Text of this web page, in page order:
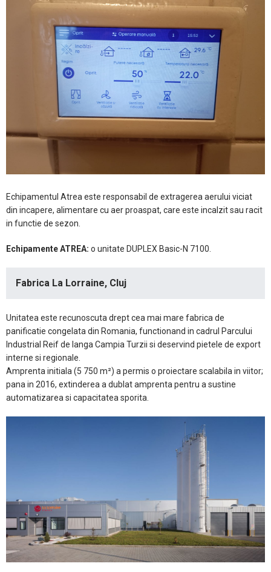
Echipamentul Atrea este responsabil de extragerea aerului viciat
din incapere, alimentare cu aer proaspat, care este incalzit sau racit
in functie de sezon.
Echipamente ATREA: o unitate DUPLEX Basic-N 7100.
Fabrica La Lorraine, Cluj
Unitatea este recunoscuta drept cea mai mare fabrica de
panificatie congelata din Romania, functionand in cadrul Parcului
Industrial Reif de langa Campia Turzii si deservind pietele de export
interne si regionale.
Amprenta initiala (5 750 m²) a permis o proiectare scalabila in viitor;
pana in 2016, extinderea a dublat amprenta pentru a sustine
automatizarea si capacitatea sporita.